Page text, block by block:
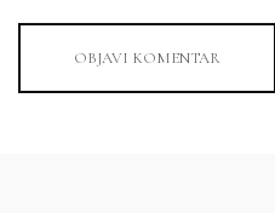
OBJAVI KOMENTAR